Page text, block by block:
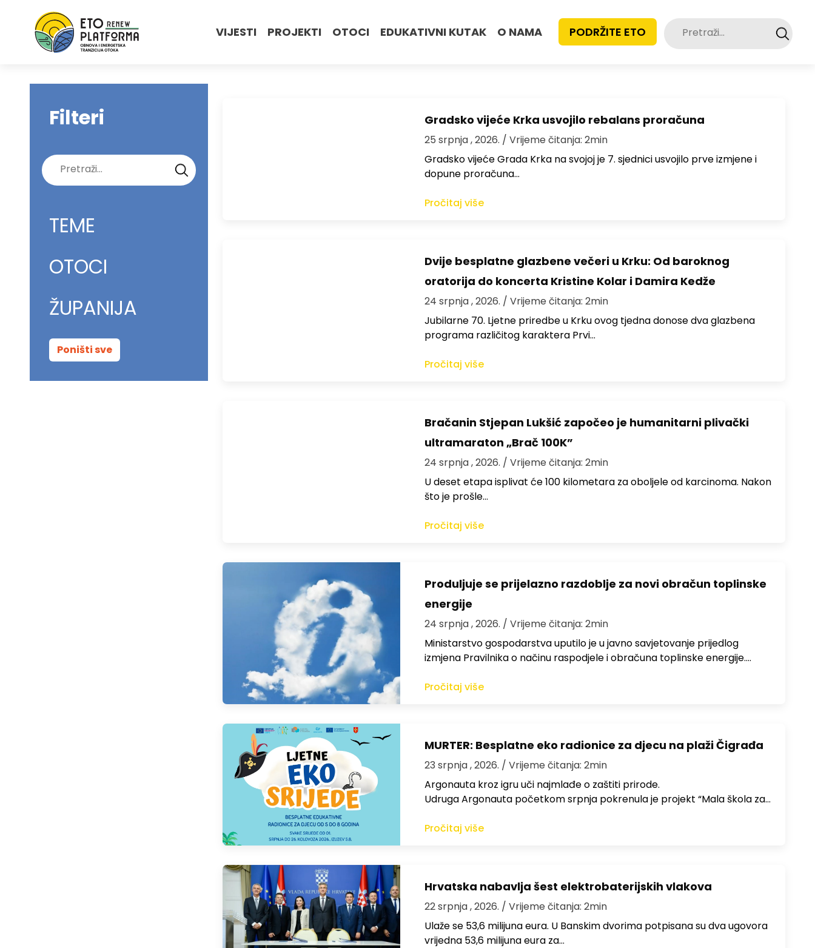
VIJESTI PROJEKTI OTOCI EDUKATIVNI KUTAK O NAMA PODRŽITE ETO Pretraži:
Filteri
Pretraži:
TEME
OTOCI
ŽUPANIJA
Poništi sve
Gradsko vijeće Krka usvojilo rebalans proračuna
25 srpnja , 2026. / Vrijeme čitanja: 2min
Gradsko vijeće Grada Krka na svojoj je 7. sjednici usvojilo prve izmjene i
dopune proračuna…
Pročitaj više
Dvije besplatne glazbene večeri u Krku: Od baroknog
oratorija do koncerta Kristine Kolar i Damira Kedže
24 srpnja , 2026. / Vrijeme čitanja: 2min
Jubilarne 70. Ljetne priredbe u Krku ovog tjedna donose dva glazbena
programa različitog karaktera Prvi…
Pročitaj više
Bračanin Stjepan Lukšić započeo je humanitarni plivački
ultramaraton „Brač 100K”
24 srpnja , 2026. / Vrijeme čitanja: 2min
U deset etapa isplivat će 100 kilometara za oboljele od karcinoma. Nakon
što je prošle…
Pročitaj više
Produljuje se prijelazno razdoblje za novi obračun toplinske
energije
24 srpnja , 2026. / Vrijeme čitanja: 2min
Ministarstvo gospodarstva uputilo je u javno savjetovanje prijedlog
izmjena Pravilnika o načinu raspodjele i obračuna toplinske energije.…
Pročitaj više
MURTER: Besplatne eko radionice za djecu na plaži Čigrađa
23 srpnja , 2026. / Vrijeme čitanja: 2min
Argonauta kroz igru uči najmlađe o zaštiti prirode.
Udruga Argonauta početkom srpnja pokrenula je projekt “Mala škola za…
Pročitaj više
Hrvatska nabavlja šest elektrobaterijskih vlakova
22 srpnja , 2026. / Vrijeme čitanja: 2min
Ulaže se 53,6 milijuna eura. U Banskim dvorima potpisana su dva ugovora
vrijedna 53,6 milijuna eura za…